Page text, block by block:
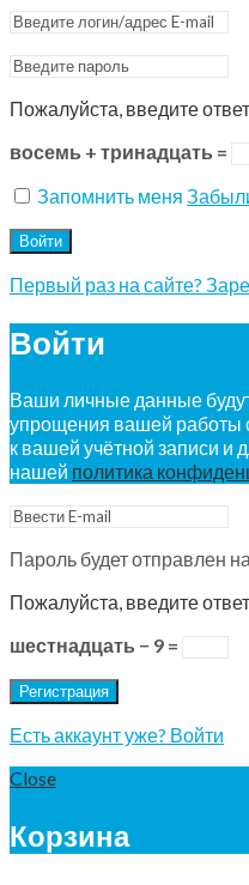
Пожалуйста, введите
восемь + тринадцать =
Запомнить меня
Войти
Первый раз на сайте?
Войти
Ваши личные данные
упрощения вашей работы
к вашей учётной записи и
нашей политика
Пароль будет отправлен
Пожалуйста, введите
шестнадцать − 9 =
Регистрация
Есть аккаунт уже? Войти
Close
Корзина